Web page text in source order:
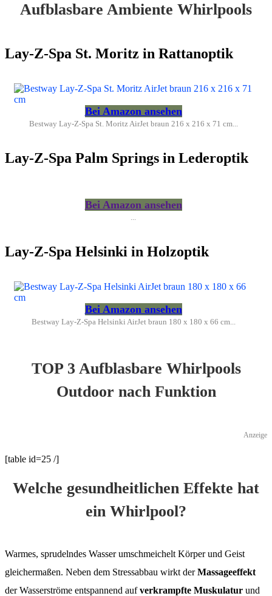
Aufblasbare Ambiente Whirlpools
Lay-Z-Spa St. Moritz in Rattanoptik
Bei Amazon ansehen
Bestway Lay-Z-Spa St. Moritz AirJet braun 216 x 216 x 71 cm...
Lay-Z-Spa Palm Springs in Lederoptik
Bei Amazon ansehen
...
Lay-Z-Spa Helsinki in Holzoptik
Bei Amazon ansehen
Bestway Lay-Z-Spa Helsinki AirJet braun 180 x 180 x 66 cm...
TOP 3 Aufblasbare Whirlpools
Outdoor nach Funktion
Anzeige
[table id=25 /]
Welche gesundheitlichen Effekte hat
ein Whirlpool?
Warmes, sprudelndes Wasser umschmeichelt Körper und Geist
gleichermaßen. Neben dem Stressabbau wirkt derMassageeffekt
der Wasserströme entspannend aufverkrampfte Muskulatur und